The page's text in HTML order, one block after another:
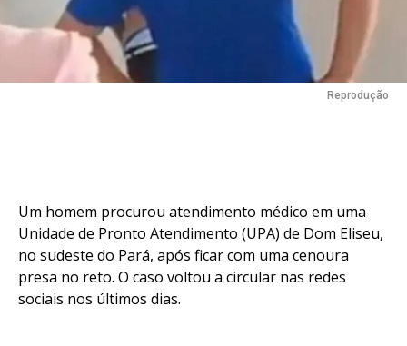
Reprodução
Um homem procurou atendimento médico em uma
Unidade de Pronto Atendimento (UPA) de Dom Eliseu,
no sudeste do Pará, após ficar com uma cenoura
presa no reto. O caso voltou a circular nas redes
sociais nos últimos dias.